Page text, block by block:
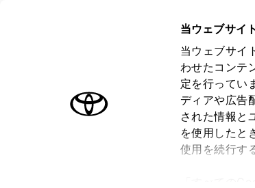
当ウェブサイ
当ウェブサイ
わせたコンテ
定を行ってい
ディアや広告
された情報と
を使用したと
使用を続行す
オーナーサポート トピック